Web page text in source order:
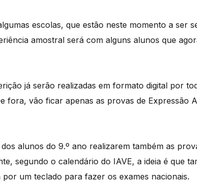
escolas, que estão neste momento a ser
amostral será com alguns alunos que
já serão realizadas em formato digital por
fora, vão ficar apenas as provas de Expressão
alunos do 9.º ano realizarem também as
segundo o calendário do IAVE, a ideia é que
um teclado para fazer os exames nacionais.